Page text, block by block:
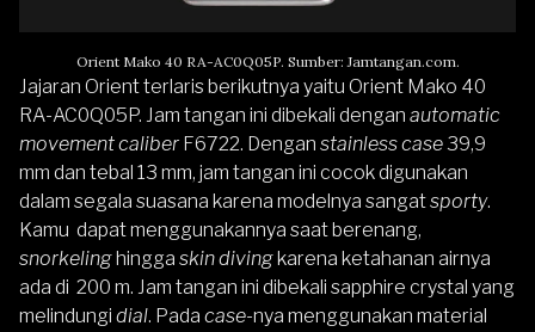
Orient Mako 40 RA-AC0Q05P. Sumber: Jamtangan.com.
Jajaran Orient terlaris berikutnya yaitu Orient Mako 40
RA-AC0Q05P. Jam tangan ini dibekali dengan automatic
movement caliber F6722. Dengan stainless case39,9
mm dan tebal 13 mm, jam tangan ini cocok digunakan
dalam segala suasana karena modelnya sangatsporty.
Kamu dapat menggunakannya saat berenang,
snorkelinghingga skin divingkarena ketahanan airnya
ada di 200 m. Jam tangan ini dibekali sapphire crystal yang
melindungi dial. Pada case-nya menggunakan material